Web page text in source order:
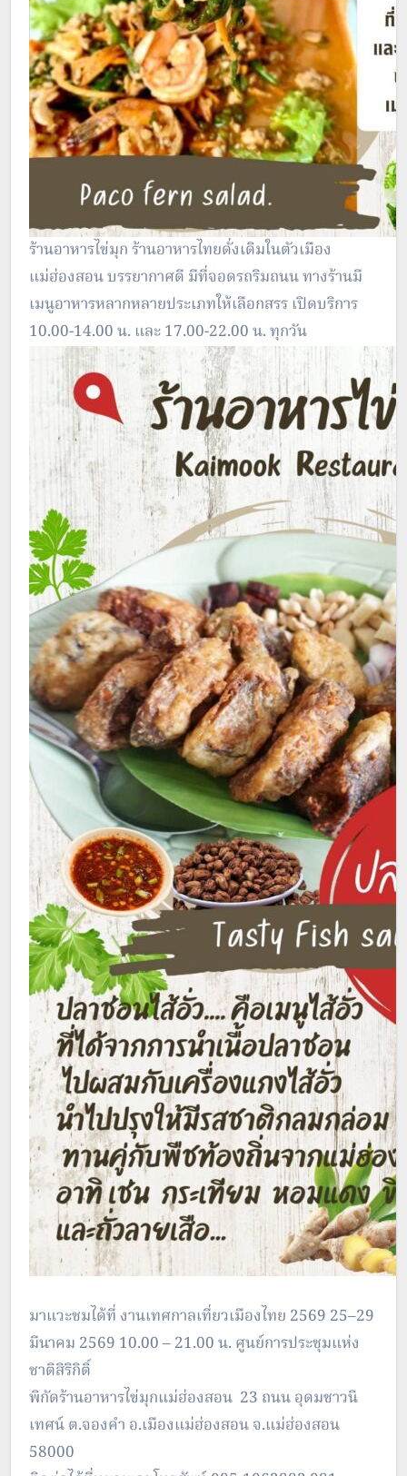
ร้านอาหารไข่มุก ร้านอาหารไทยดั่งเดิมในตัวเมือง
แม่ฮ่องสอน บรรยากาศดี มีที่จอดรถริมถนน ทางร้านมี
เมนูอาหารหลากหลายประเภทให้เลือกสรร เปิดบริการ
10.00-14.00 น. และ 17.00-22.00 น. ทุกวัน
มาแวะชมได้ที่ งานเทศกาลเที่ยวเมืองไทย 2569 25–29
มีนาคม 2569 10.00 – 21.00 น. ศูนย์การประชุมแห่ง
ชาติสิริกิติ์
พิกัดร้านอาหารไข่มุกแม่ฮ่องสอน 23 ถนน อุดมชาวนิ
เทศน์ ต.จองคำ อ.เมืองแม่ฮ่องสอน จ.แม่ฮ่องสอน
58000